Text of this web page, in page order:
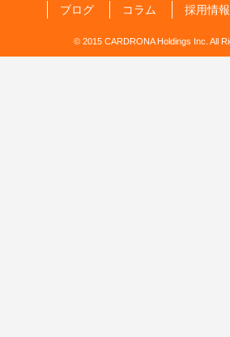
ブログ コラム 採用情報
© 2015 CARDRONA Holdings Inc. All